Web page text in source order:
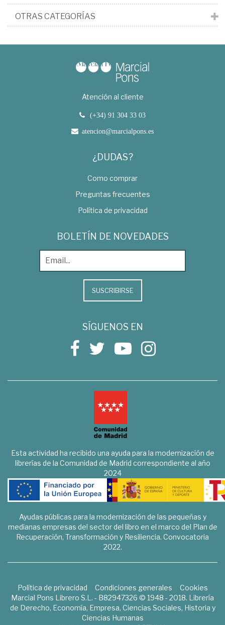
OTRAS CATEGORÍAS
Atención al cliente
(+34) 91 304 33 03
atencion@marcialpons.es
¿DUDAS?
Como comprar
Preguntas frecuentes
Política de privacidad
BOLETÍN DE NOVEDADES
SUSCRIBIRSE
SÍGUENOS EN
Esta actividad ha recibido una ayuda para la modernización de
librerías de la Comunidad de Madrid correspondiente al año
2024
Ayudas públicas para la modernización de las pequeñas y
medianas empresas del sector del libro en el marco del Plan de
Recuperación, Transformación y Resiliencia. Convocatoria
2022.
Política de privacidad Condiciones generales
Cookies
Marcial Pons Librero S.L. - B82947326 © 1948 - 2018. Librería
de Derecho, Economía, Empresa, Ciencias Sociales, Historia y
Ciencias Humanas